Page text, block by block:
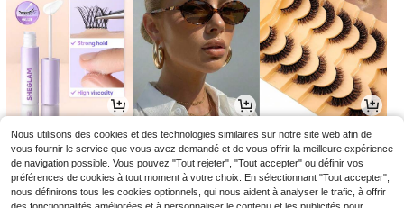
4,88€ 3,92€ 4,44€
Nous utilisons des cookies et des technologies similaires sur notre site web afin de
vous fournir le service que vous avez demandé et de vous offrir la meilleure expérience
de navigation possible. Vous pouvez "Tout rejeter", "Tout accepter" ou définir vos
préférences de cookies à tout moment à votre choix. En sélectionnant "Tout accepter",
nous définirons tous les cookies optionnels, qui nous aident à analyser le trafic, à offrir